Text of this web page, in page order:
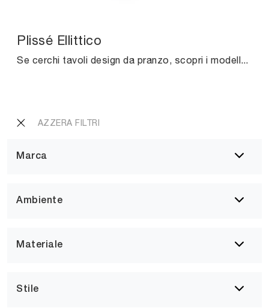
AZZERA FILTRI
Marca
Ambiente
Materiale
Stile
Plissé Ellittico
Se cerchi tavoli design da pranzo, scopri i modelli fissi di Midj: clicca e scopri il modello Plissé Ellittico in marmo.